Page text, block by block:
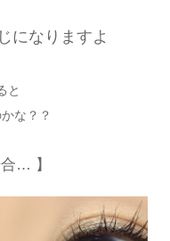
になりますよ
と
な？？
… 】